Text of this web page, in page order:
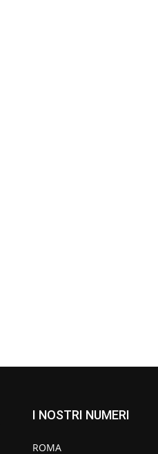
I NOSTRI NUMERI
ROMA